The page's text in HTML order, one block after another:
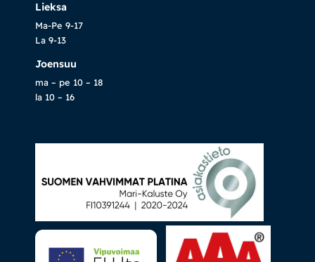
Lieksa
Ma-Pe 9-17
La 9-13
Joensuu
ma – pe 10 – 18
la 10 – 16